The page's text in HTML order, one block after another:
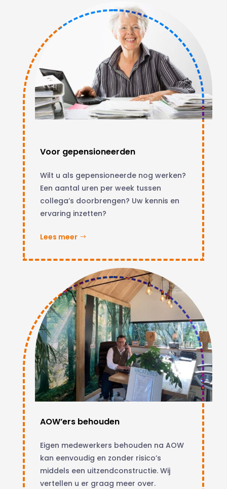
Voor gepensioneerden
Wilt u als gepensioneerde nog werken?
Een aantal uren per week tussen
collega’s doorbrengen? Uw kennis en
ervaring inzetten?
Lees meer
AOW’ers behouden
Eigen medewerkers behouden na AOW
kan eenvoudig en zonder risico’s
middels een uitzendconstructie. Wij
vertellen u er graag meer over.